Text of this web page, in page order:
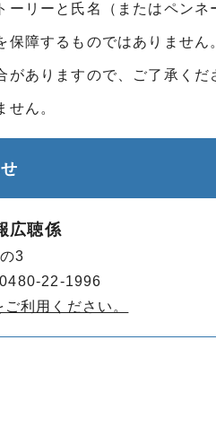
リーと氏名（またはペンネ
障するものではありません
ありますので、ご了承くだ
ん。
広聴係
3
22-1996
利用ください。